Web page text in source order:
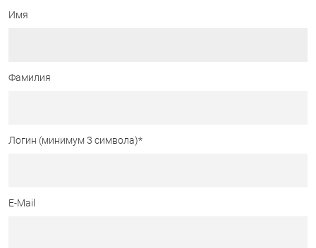
Имя
Фамилия
Логин (минимум 3 символа)*
E-Mail